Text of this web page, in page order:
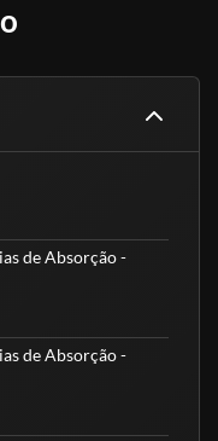
de Absorção -
de Absorção -